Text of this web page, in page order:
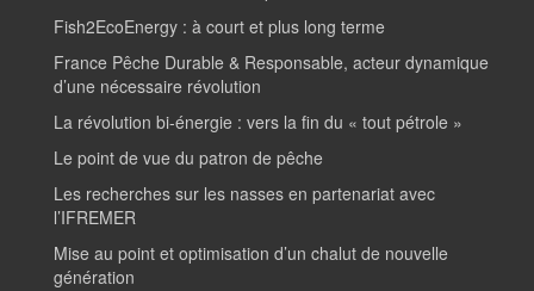
Fish2EcoEnergy : à court et plus long terme
France Pêche Durable & Responsable, acteur dynamique
d’une nécessaire révolution
La révolution bi-énergie : vers la fin du « tout pétrole »
Le point de vue du patron de pêche
Les recherches sur les nasses en partenariat avec
l’IFREMER
Mise au point et optimisation d’un chalut de nouvelle
génération